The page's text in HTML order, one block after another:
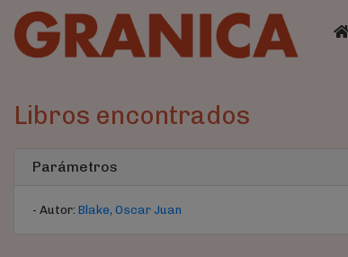
Libros encontrados
Parámetros
- Autor: Blake, Oscar Juan